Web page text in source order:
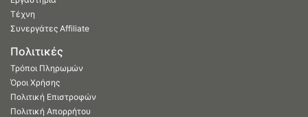
Τέχνη
Συνεργάτες Affiliate
Πολιτικές
Τρόποι Πληρωμών
Όροι Χρήσης
Πολιτική Επιστροφών
Πολιτική Απορρήτου